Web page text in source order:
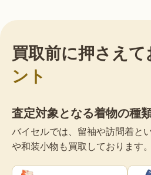
買取前に押さえ
ント
査定対象となる着物の種
バイセルでは、留袖や訪問着と
や和装小物も買取しております。